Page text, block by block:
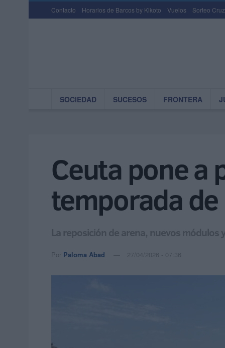
Contacto Horarios de Barcos by Kikoto Vuelos Sorteo
SOCIEDAD SUCESOS FRONTERA
Ceuta pone a
temporada
La reposición de arena, nuevos módulos
Por Paloma Abad 27/04/2026 - 07:36